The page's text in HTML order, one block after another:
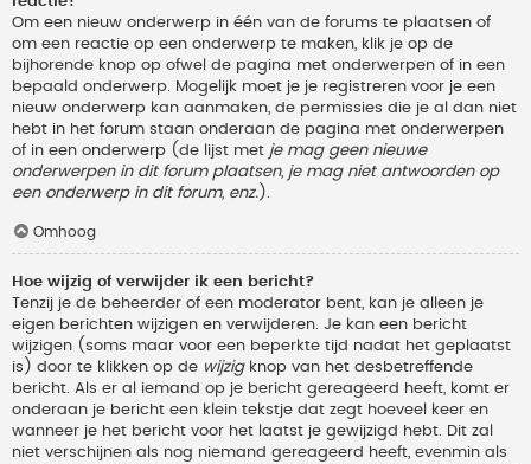
Om een nieuw onderwerp in één van de forums te plaatsen of
om een reactie op een onderwerp te maken, klik je op de
bijhorende knop op ofwel de pagina met onderwerpen of in een
bepaald onderwerp. Mogelijk moet je je registreren voor je een
nieuw onderwerp kan aanmaken, de permissies die je al dan niet
hebt in het forum staan onderaan de pagina met onderwerpen
of in een onderwerp (de lijst met je mag geen nieuwe
onderwerpen in dit forum plaatsen, je mag niet antwoorden op
een onderwerp in dit forum, enz. ).
Omhoog
Hoe wijzig of verwijder ik een bericht?
Tenzij je de beheerder of een moderator bent, kan je alleen je
eigen berichten wijzigen en verwijderen. Je kan een bericht
wijzigen (soms maar voor een beperkte tijd nadat het geplaatst
is) door te klikken op de wijzigknop van het desbetreffende
bericht. Als er al iemand op je bericht gereageerd heeft, komt er
onderaan je bericht een klein tekstje dat zegt hoeveel keer en
wanneer je het bericht voor het laatst je gewijzigd hebt. Dit zal
niet verschijnen als nog niemand gereageerd heeft, evenmin als